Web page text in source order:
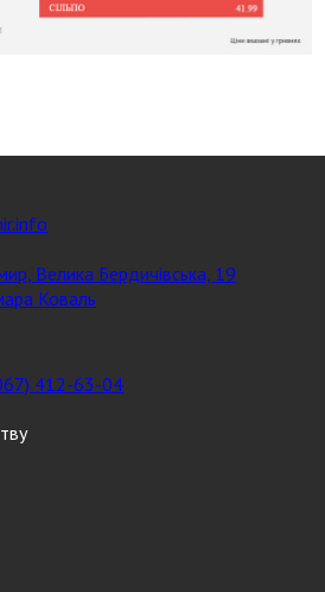
Велика Бердичівська, 19
Коваль
412-63-04